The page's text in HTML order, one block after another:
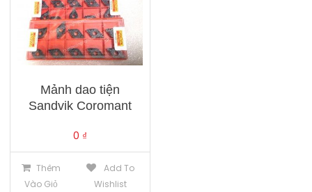
Mảnh dao tiện
Sandvik Coromant
0 ₫
Thêm
Vào Giỏ
Add To
Wishlist